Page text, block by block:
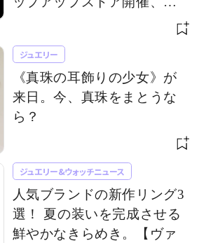
ジュエリー
《真珠の耳飾りの少女》が
来日。今、真珠をまとうな
ら？
ジュエリー&ウォッチニュース
人気ブランドの新作リング3
選！ 夏の装いを完成させる
鮮やかなきらめき。【ヴァ